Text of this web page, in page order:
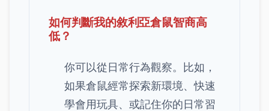
如何判斷我的敘利亞倉鼠智商高
低？
你可以從日常行為觀察。比如，
如果倉鼠經常探索新環境、快速
學會用玩具、或記住你的日常習